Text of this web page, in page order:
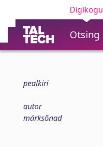
Digikogu
Otsing
pealkiri
autor
märksõnad